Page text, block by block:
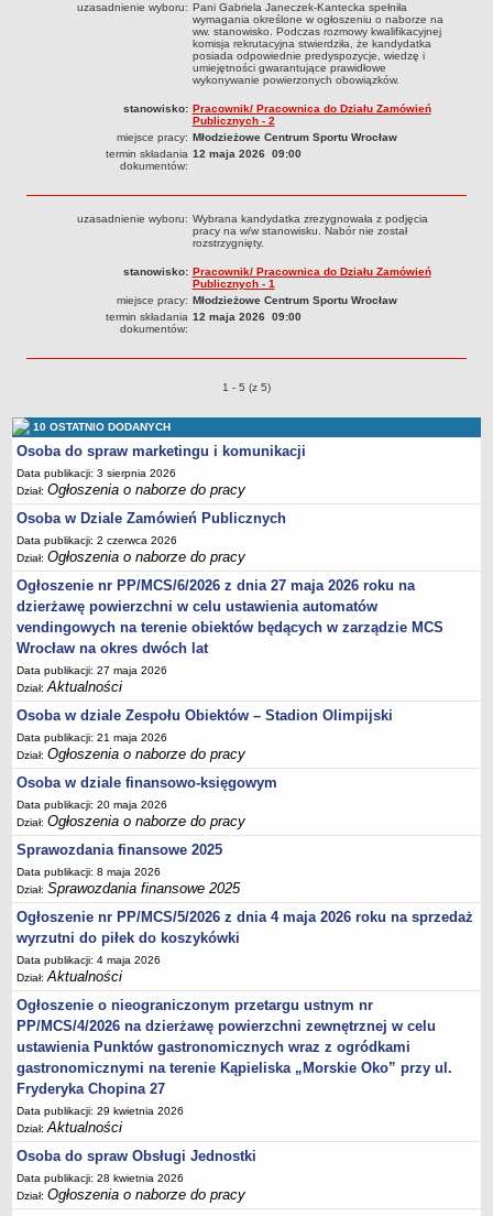
uzasadnienie wyboru: Pani Gabriela Janeczek-Kantecka spełniła
wymagania określone w ogłoszeniu o naborze na
ww. stanowisko. Podczas rozmowy kwalifikacyjnej
komisja rekrutacyjna stwierdziła, że kandydatka
posiada odpowiednie predyspozycje, wiedzę i
umiejętności gwarantujące prawidłowe
wykonywanie powierzonych obowiązków.
stanowisko: Pracownik/ Pracownica do Działu Zamówień
Publicznych - 2
miejsce pracy: Młodzieżowe Centrum Sportu Wrocław
termin składania
dokumentów:
12 maja 2026 09:00
uzasadnienie wyboru: Wybrana kandydatka zrezygnowała z podjęcia
pracy na w/w stanowisku. Nabór nie został
rozstrzygnięty.
stanowisko: Pracownik/ Pracownica do Działu Zamówień
Publicznych - 1
miejsce pracy: Młodzieżowe Centrum Sportu Wrocław
termin składania
dokumentów:
12 maja 2026 09:00
Ogłoszenia o naborze o pozycjach
1 - 5 (z 5)
10 OSTATNIO DODANYCH
Osoba do spraw marketingu i komunikacji
Data publikacji: 3 sierpnia 2026
Dział:Ogłoszenia o naborze do pracy
Osoba w Dziale Zamówień Publicznych
Data publikacji: 2 czerwca 2026
Dział:Ogłoszenia o naborze do pracy
Ogłoszenie nr PP/MCS/6/2026 z dnia 27 maja 2026 roku na
dzierżawę powierzchni w celu ustawienia automatów
vendingowych na terenie obiektów będących w zarządzie MCS
Wrocław na okres dwóch lat
Data publikacji: 27 maja 2026
Dział:Aktualności
Osoba w dziale Zespołu Obiektów – Stadion Olimpijski
Data publikacji: 21 maja 2026
Dział:Ogłoszenia o naborze do pracy
Osoba w dziale finansowo-księgowym
Data publikacji: 20 maja 2026
Dział:Ogłoszenia o naborze do pracy
Sprawozdania finansowe 2025
Data publikacji: 8 maja 2026
Dział:Sprawozdania finansowe 2025
Ogłoszenie nr PP/MCS/5/2026 z dnia 4 maja 2026 roku na sprzedaż
wyrzutni do piłek do koszykówki
Data publikacji: 4 maja 2026
Dział:Aktualności
Ogłoszenie o nieograniczonym przetargu ustnym nr
PP/MCS/4/2026 na dzierżawę powierzchni zewnętrznej w celu
ustawienia Punktów gastronomicznych wraz z ogródkami
gastronomicznymi na terenie Kąpieliska „Morskie Oko” przy ul.
Fryderyka Chopina 27
Data publikacji: 29 kwietnia 2026
Dział:Aktualności
Osoba do spraw Obsługi Jednostki
Data publikacji: 28 kwietnia 2026
Dział:Ogłoszenia o naborze do pracy